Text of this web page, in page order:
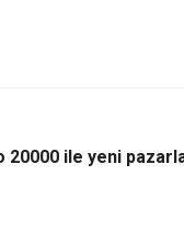
20000 ile yeni